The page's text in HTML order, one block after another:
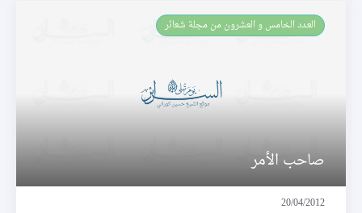
العـدد الخامس و العشرون من مجلة شعائر
صاحب الأمر
20/04/2012